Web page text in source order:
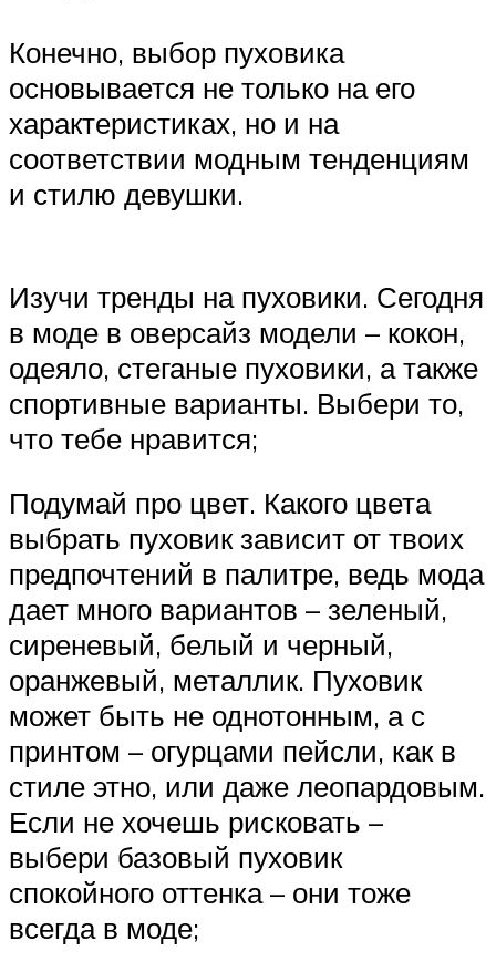
Конечно, выбор пуховика
основывается не только на его
характеристиках, но и на
соответствии модным тенденциям
и стилю девушки.
Изучи тренды на пуховики. Сегодня
в моде в оверсайз модели – кокон,
одеяло, стеганые пуховики, а также
спортивные варианты. Выбери то,
что тебе нравится;
Подумай про цвет. Какого цвета
выбрать пуховик зависит от твоих
предпочтений в палитре, ведь мода
дает много вариантов – зеленый,
сиреневый, белый и черный,
оранжевый, металлик. Пуховик
может быть не однотонным, а с
принтом – огурцами пейсли, как в
стиле этно, или даже леопардовым.
Если не хочешь рисковать –
выбери базовый пуховик
спокойного оттенка – они тоже
всегда в моде;